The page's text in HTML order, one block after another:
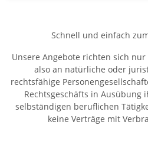
Schnell und einfach
Unsere Angebote richten sich nur
also an natürliche oder
rechtsfähige
Rechtsgeschäfts in Ausübung
selbständigen beruflichen
keine Verträge mit